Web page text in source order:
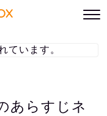
ています。
あらすじネ